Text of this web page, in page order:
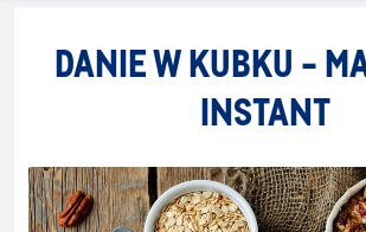
DANIE W KUBKU -
INSTANT